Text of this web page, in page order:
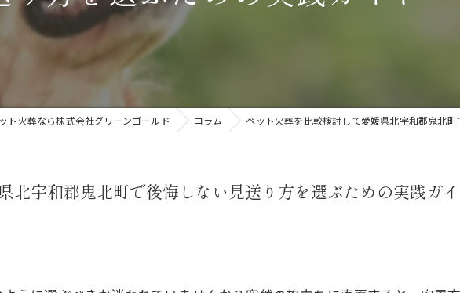
ト火葬なら株式会社グリーンゴールド コラム ペット火葬を比較検討して愛媛県北宇和郡鬼北
北宇和郡鬼北町で後悔しない見送り方を選ぶための実践ガ